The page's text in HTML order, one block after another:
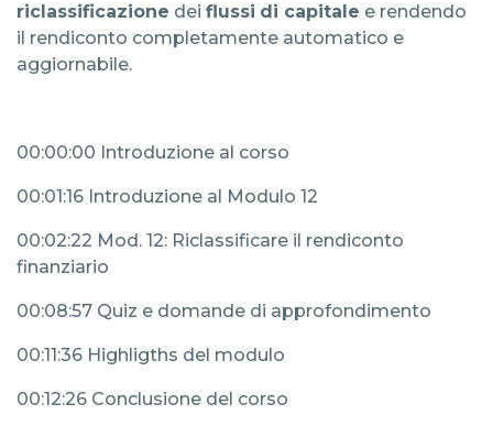
riclassificazione dei flussi di capitale e rendendo
il rendiconto completamente automatico e
aggiornabile.
00:00:00 Introduzione al corso
00:01:16 Introduzione al Modulo 12
00:02:22 Mod. 12: Riclassificare il rendiconto
finanziario
00:08:57 Quiz e domande di approfondimento
00:11:36 Highligths del modulo
00:12:26 Conclusione del corso